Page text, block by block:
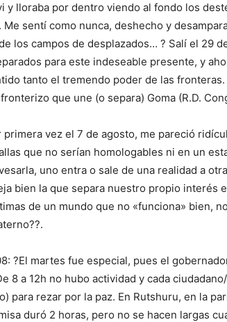
y lloraba por dentro viendo al fondo los
Me sentí como nunca, deshecho y
los campos de desplazados… ? Salí el 29
para este indeseable presente, y
tanto el tremendo poder de las fronteras.
que une (o separa) Goma (R.D.
primera vez el 7 de agosto, me pareció
que no serían homologables ni en un
uno entra o sale de una realidad a
bien la que separa nuestro propio interés
de un mundo que no «funciona» bien,
?El martes fue especial, pues el
8 a 12h no hubo actividad y cada
para rezar por la paz. En Rutshuru, en la
duró 2 horas, pero no se hacen largas